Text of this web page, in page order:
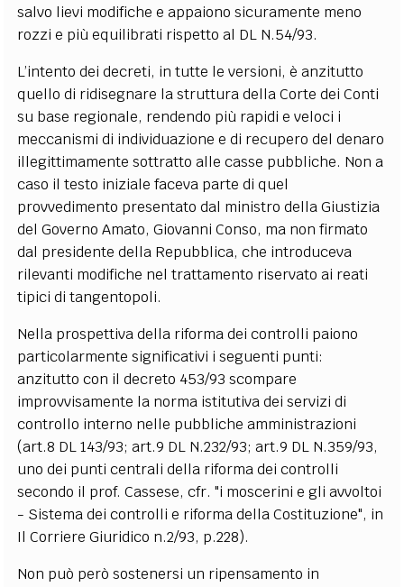
salvo lievi modifiche e appaiono sicuramente meno
rozzi e più equilibrati rispetto al DL N.54/93.
L’intento dei decreti, in tutte le versioni, è anzitutto
quello di ridisegnare la struttura della Corte dei Conti
su base regionale, rendendo più rapidi e veloci i
meccanismi di individuazione e di recupero del denaro
illegittimamente sottratto alle casse pubbliche. Non a
caso il testo iniziale faceva parte di quel
provvedimento presentato dal ministro della Giustizia
del Governo Amato, Giovanni Conso, ma non firmato
dal presidente della Repubblica, che introduceva
rilevanti modifiche nel trattamento riservato ai reati
tipici di tangentopoli.
Nella prospettiva della riforma dei controlli paiono
particolarmente significativi i seguenti punti:
anzitutto con il decreto 453/93 scompare
improvvisamente la norma istitutiva dei servizi di
controllo interno nelle pubbliche amministrazioni
(art.8 DL 143/93; art.9 DL N.232/93; art.9 DL N.359/93,
uno dei punti centrali della riforma dei controlli
secondo il prof. Cassese, cfr. "i moscerini e gli avvoltoi
- Sistema dei controlli e riforma della Costituzione", in
Il Corriere Giuridico n.2/93, p.228).
Non può però sostenersi un ripensamento in